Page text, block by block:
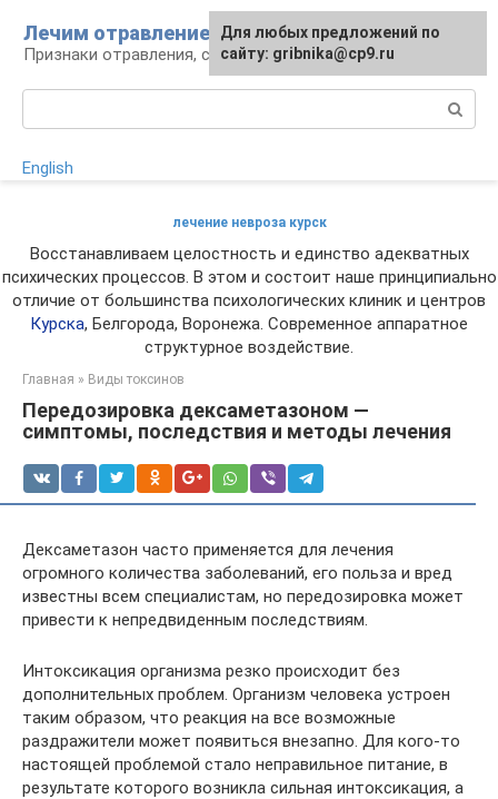
контенту
Лечим отравление
Признаки отравления, способы лечения
English
лечение невроза курск
Восстанавливаем целостность и единство адекватных
психических процессов. В этом и состоит наше принципиально
отличие от большинства психологических клиник и центров
Курска, Белгорода, Воронежа. Современное аппаратное
структурное воздействие.
Главная » Виды токсинов
Передозировка дексаметазоном —
симптомы, последствия и методы лечения
Дексаметазон часто применяется для лечения
огромного количества заболеваний, его польза и вред
известны всем специалистам, но передозировка может
привести к непредвиденным последствиям.
Интоксикация организма резко происходит без
дополнительных проблем. Организм человека устроен
таким образом, что реакция на все возможные
раздражители может появиться внезапно. Для кого-то
настоящей проблемой стало неправильное питание, в
результате которого возникла сильная интоксикация, а
Для любых предложений по
сайту: gribnika@cp9.ru